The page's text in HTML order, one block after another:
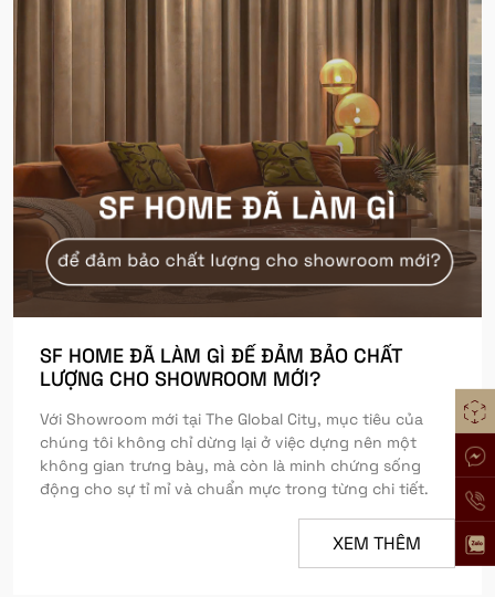
SF HOME ĐÃ LÀM GÌ ĐỂ ĐẢM BẢO CHẤT
LƯỢNG CHO SHOWROOM MỚI?
Với Showroom mới tại The Global City, mục tiêu của
chúng tôi không chỉ dừng lại ở việc dựng nên một
không gian trưng bày, mà còn là minh chứng sống
động cho sự tỉ mỉ và chuẩn mực trong từng chi tiết.
XEM THÊM